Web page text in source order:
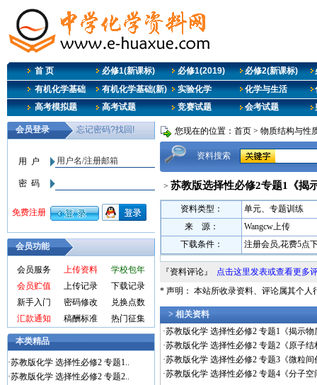
首 页 必修1(新课标) 必修1(2019) 必修2(新课标)
有机化学基础
有机化学基础(新) 实验化学 化学与生活
高考模拟题
高考试题 竞赛试题 会考试题
会员功能
会员服务 上传资料
学校包年
会员贮值
上传记录
下载记录
新手入门
密码修改
兑换点数
汇款通知
稿酬标准 热门征集
本类精品
·苏教版化学 选择性必修2 专题1..
·苏教版化学 选择性必修2 专题2..
您现在的位置： 首页 > 物质结构与性
资料搜索
> 苏教版选择性必修2专题1《揭
资料类型：
单元、专题训练
来 源：
Wangcw上传
下载条件：
注册会员,花费5点
『资料评论』 点击这里发表或查看更多
* 声明： 本站所收录资料、评论属其个人
> 相关资料
·苏教版化学 选择性必修2 专题1《揭示
·苏教版化学 选择性必修2 专题2《原子
·苏教版化学 选择性必修2 专题3《微粒
·苏教版化学 选择性必修2 专题4《分子